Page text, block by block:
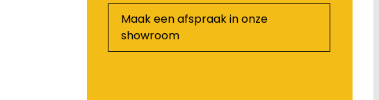
Maak een afspraak in onze
showroom